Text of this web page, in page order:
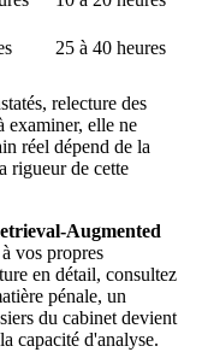
25 à 40 heures
relecture des
examiner, elle ne
réel dépend de la
rigueur de cette
Augmented
vos propres
en détail, consultez
pénale, un
du cabinet devient
capacité d'analyse.